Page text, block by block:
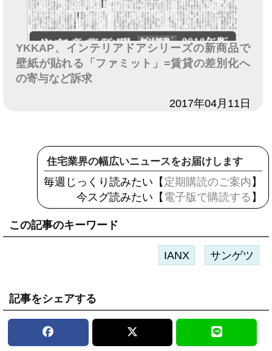
YKKAP、インテリアドアシリーズの新商品で
壁紙が貼れる「ファミット」=賃貸の差別化へ
の寄与など訴求
2017年04月11日
住宅業界の幅広いニュースをお届けします
毎週じっくり読みたい【 定期購読のご案内 】
今スグ読みたい【 電子版で購読する 】
この記事のキーワード
IANX サンゲツ
記事をシェアする